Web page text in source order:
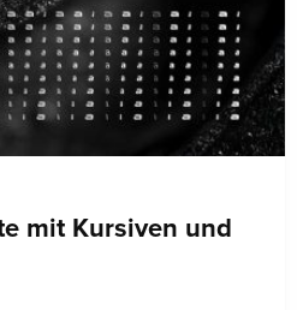
mit Kursiven und